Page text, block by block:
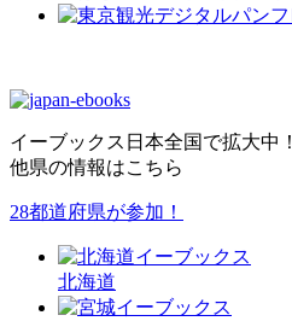
イーブックス日本全国で拡大中！
他県の情報はこちら
28都道府県が参加！
北海道